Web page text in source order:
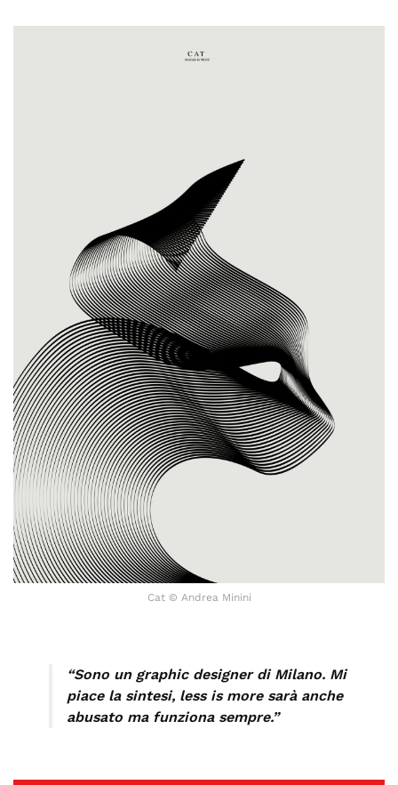
Cat © Andrea Minini
“Sono un graphic designer di Milano. Mi
piace la sintesi, less is more sarà anche
abusato ma funziona sempre.”